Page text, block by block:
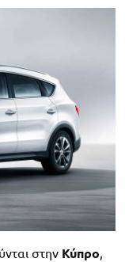
στην Κύπρο,